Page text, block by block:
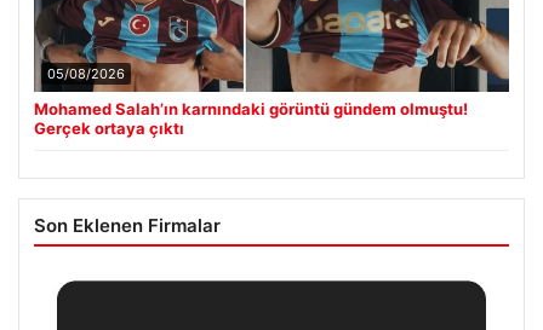
05/08/2026
Mohamed Salah’ın karnındaki görüntü gündem olmuştu!
Gerçek ortaya çıktı
Son Eklenen Firmalar